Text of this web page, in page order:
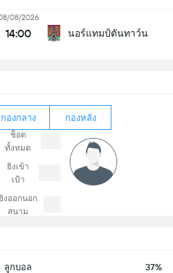
08/2026
14:00 นอร์แทมป์ตันทาว์น
กองกลาง กองหลัง
ช็อต
ทั้งหมด
ยิงเข้า
เป้า
งออกนอก
สนาม
ลูกบอล 37%